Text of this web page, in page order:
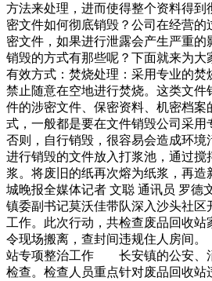
方法来处理，进而使得整个资料得到
密文件如何彻底销毁？公司在经营
密文件，如果进行泄露会产生严重
销毁的方式有那些呢？下面就来为大
有效方式：焚烧处理：采用专业的焚
禁止随意在空地进行焚烧。这类文件
件的涉密文件、保密资料、机密档案
式，一般都是要在文件销毁公司采用
否则，自行销毁，很容易会造成环境
进行销毁的文件放入打浆池，通过搅
浆。将废旧的纸再次熔为纸浆，再造
城晚报全媒体记者 文聪 通讯员 罗
镇委副书记莫沃佳带队深入沙头社区
工作。此次行动，共检查废品回收站
令现场搬离，查封间违规住人房间
站专项整治工作 长安镇的公安、
检查。检查人员重点针对废品回收站